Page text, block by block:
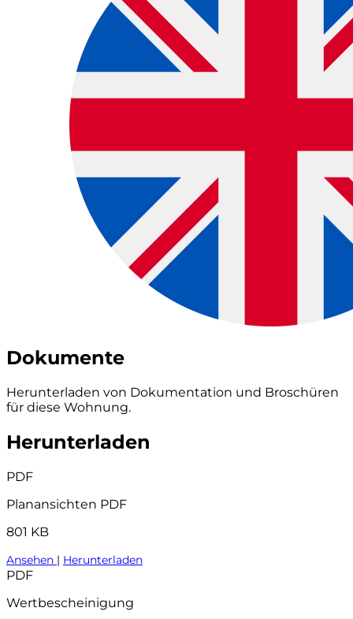
Dokumente
Herunterladen von Dokumentation und Broschüren
für diese Wohnung.
Herunterladen
PDF
Planansichten PDF
801 KB
Ansehen | Herunterladen
PDF
Wertbescheinigung